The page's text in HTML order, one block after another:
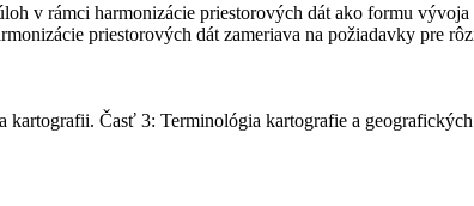
v rámci harmonizácie priestorových dát ako formu
priestorových dát zameriava na požiadavky pre
Časť 3: Terminológia kartografie a